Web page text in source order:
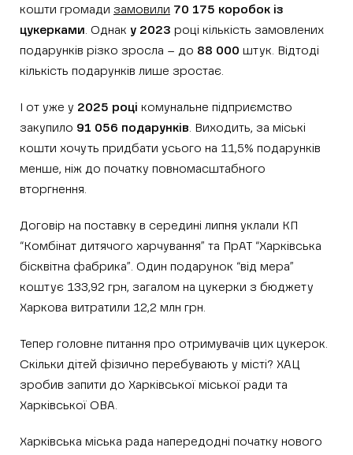
кошти громади замовили 70 175 коробок із
цукерками . Однак у 2023 році кількість замовлених
подарунків різко зросла – до 88 000 штук. Відтоді
кількість подарунків лише зростає.
І от уже у 2025 році комунальне підприємство
закупило 91 056 подарунків . Виходить, за міські
кошти хочуть придбати усього на 11,5% подарунків
менше, ніж до початку повномасштабного
вторгнення.
Договір на поставку в середині липня уклали КП
“Комбінат дитячого харчування” та ПрАТ “Харківська
бісквітна фабрика”. Один подарунок “від мера”
коштує 133,92 грн, загалом на цукерки з бюджету
Харкова витратили 12,2 млн грн.
Тепер головне питання про отримувачів цих цукерок.
Скільки дітей фізично перебувають у місті? ХАЦ
зробив запити до Харківської міської ради та
Харківської ОВА.
Харківська міська рада напередодні початку нового